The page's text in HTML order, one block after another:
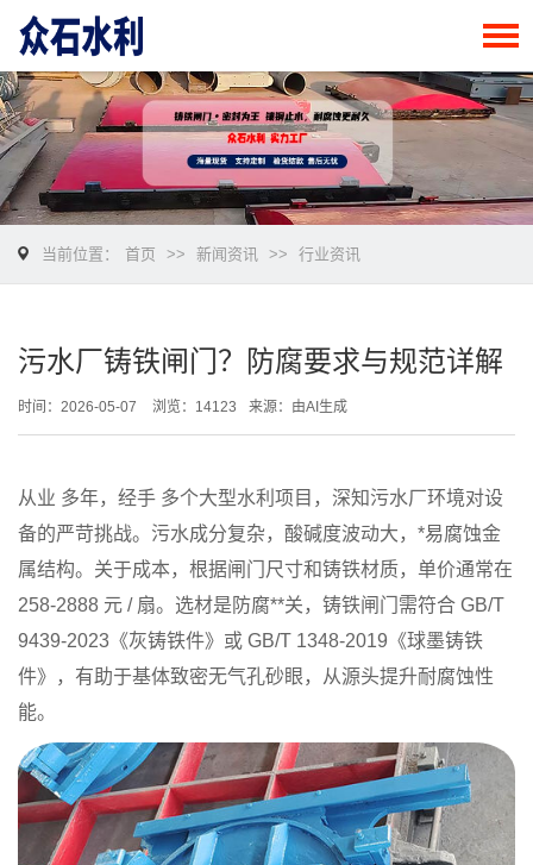
当前位置： 首页 >> 新闻资讯 >> 行业资讯
污水厂铸铁闸门？防腐要求与规范详解
时间：2026-05-07 浏览：14123 来源：由AI生成
从业 多年，经手 多个大型水利项目，深知污水厂环境对设
备的严苛挑战。污水成分复杂，酸碱度波动大，*易腐蚀金
属结构。关于成本，根据闸门尺寸和铸铁材质，单价通常在
258-2888 元 / 扇。选材是防腐**关，铸铁闸门需符合 GB/T
9439-2023《灰铸铁件》或 GB/T 1348-2019《球墨铸铁
件》，有助于基体致密无气孔砂眼，从源头提升耐腐蚀性
能。